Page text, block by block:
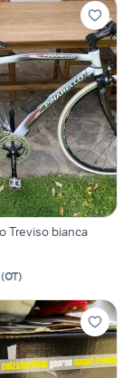
Bici Pinarello Treviso bianca
(OT)